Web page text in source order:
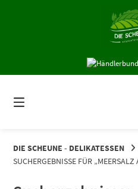
DIE SCHEUNE - DELIKATESSEN
SUCHERGEBNISSE FÜR